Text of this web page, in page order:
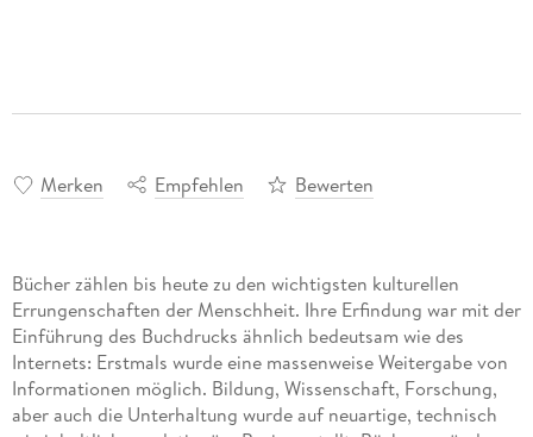
Merken Empfehlen Bewerten
Bücher zählen bis heute zu den wichtigsten kulturellen
Errungenschaften der Menschheit. Ihre Erfindung war mit der
Einführung des Buchdrucks ähnlich bedeutsam wie des
Internets: Erstmals wurde eine massenweise Weitergabe von
Informationen möglich. Bildung, Wissenschaft, Forschung,
aber auch die Unterhaltung wurde auf neuartige, technisch